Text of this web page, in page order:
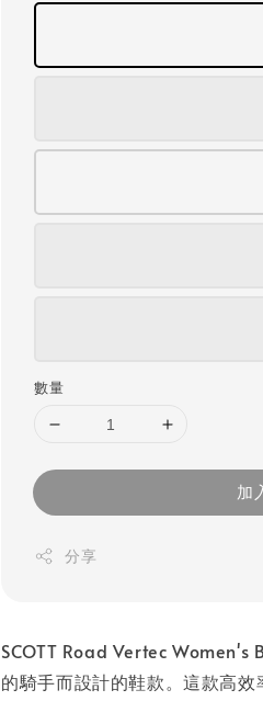
數量
加
分享
SCOTT Road Vertec Women's
的騎手而設計的鞋款。這款高